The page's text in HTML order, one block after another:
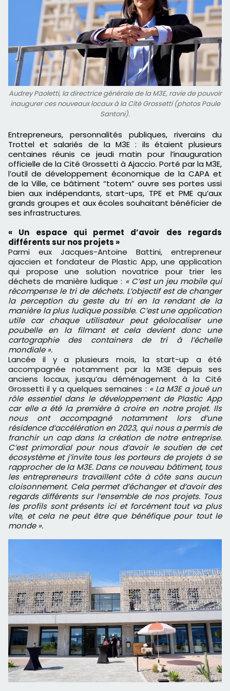
Audrey Paoletti, la directrice générale de la M3E, ravie de pouvoir
inaugurer ces nouveaux locaux à la Cité Grossetti (photos Paule
Santoni).
Entrepreneurs, personnalités publiques, riverains du
Trottel et salariés de la M3E : ils étaient plusieurs
centaines réunis ce jeudi matin pour l’inauguration
officielle de la Cité Grossetti à Ajaccio. Porté par la M3E,
l’outil de développement économique de la CAPA et
de la Ville, ce bâtiment “totem” ouvre ses portes ussi
bien aux indépendants, start-ups, TPE et PME qu’aux
grands groupes et aux écoles souhaitant bénéficier de
ses infrastructures.
« Un espace qui permet d’avoir des regards
différents sur nos projets »
Parmi eux Jacques-Antoine Battini, entrepreneur
ajaccien et fondateur de Plastic App, une application
qui propose une solution novatrice pour trier les
déchets de manière ludique : « C’est un jeu mobile qui
récompense le tri de déchets. L’objectif est de changer
la perception du geste du tri en la rendant de la
manière la plus ludique possible. C’est une application
utile car chaque utilisateur peut géolocaliser une
poubelle en la filmant et cela devient donc une
cartographie des containers de tri à l’échelle
mondiale ».
Lancée il y a plusieurs mois, la start-up a été
accompagnée notamment par la M3E depuis ses
anciens locaux, jusqu’au déménagement à la Cité
Grossetti il y a quelques semaines : « La M3E a joué un
rôle essentiel dans le développement de Plastic App
car elle a été la première à croire en notre projet. Ils
nous ont accompagné notamment lors d’une
résidence d’accélération en 2023, qui nous a permis de
franchir un cap dans la création de notre entreprise.
C’est primordial pour nous d’avoir le soutien de cet
écosystème et j’invite tous les porteurs de projets à se
rapprocher de la M3E. Dans ce nouveau bâtiment, tous
les entrepreneurs travaillent côte à côte sans aucun
cloisonnement. Cela permet d’échanger et d’avoir des
regards différents sur l’ensemble de nos projets. Tous
les profils sont présents ici et forcément tout va plus
vite, et cela ne peut être que bénéfique pour tout le
monde ».